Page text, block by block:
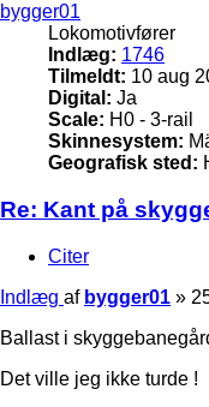
bygger01
Lokomotivfører
Indlæg: 1746
Tilmeldt: 10 aug
Digital: Ja
Scale: H0 - 3-rail
Skinnesystem:
Geografisk sted:
Re: Kant på
Citer
Indlæg af bygger01 »
Ballast i
Det ville jeg ikke turde !